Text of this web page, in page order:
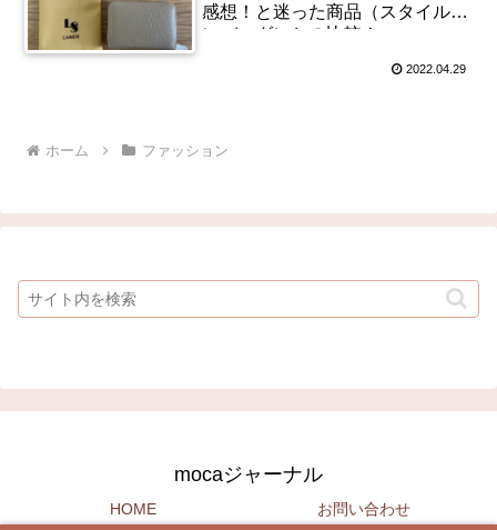
感想！と迷った商品（スタイルオ
ンバッグ）との比較！
2022.04.29
ホーム ファッション
mocaジャーナル
HOME お問い合わせ